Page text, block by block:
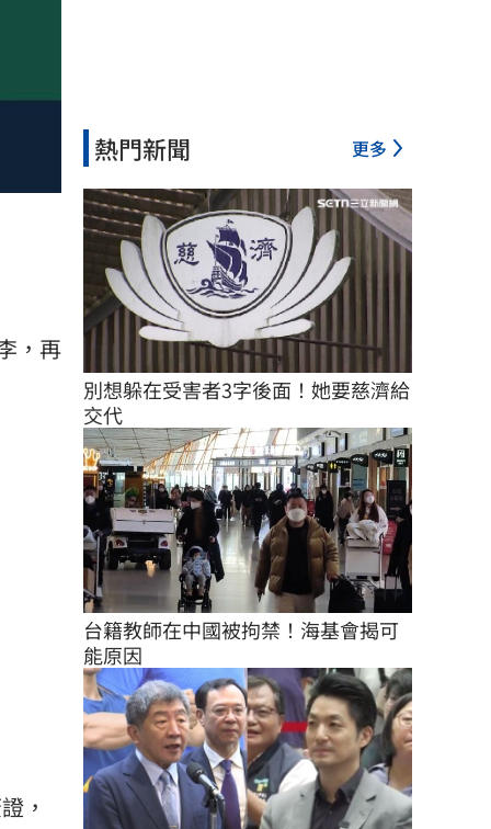
，再
，
熱門新聞 更多
別想躲在受害者3字後面！她要慈濟給
交代
台籍教師在中國被拘禁！海基會揭可
能原因